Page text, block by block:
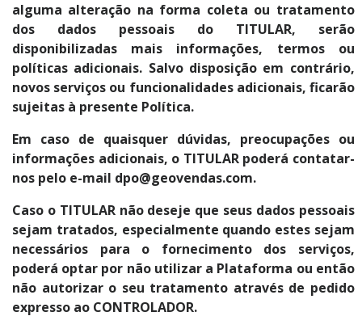
alguma alteração na forma coleta ou tratamento
dos dados pessoais do TITULAR, serão
disponibilizadas mais informações, termos ou
políticas adicionais. Salvo disposição em contrário,
novos serviços ou funcionalidades adicionais, ficarão
sujeitas à presente Política.
Em caso de quaisquer dúvidas, preocupações ou
informações adicionais, o TITULAR poderá contatar-
nos pelo e-mail dpo@geovendas.com.
Caso o TITULAR não deseje que seus dados pessoais
sejam tratados, especialmente quando estes sejam
necessários para o fornecimento dos serviços,
poderá optar por não utilizar a Plataforma ou então
não autorizar o seu tratamento através de pedido
expresso ao CONTROLADOR.